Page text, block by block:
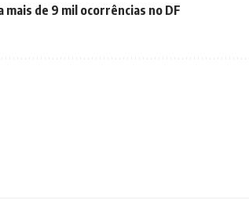
de 9 mil ocorrências no DF